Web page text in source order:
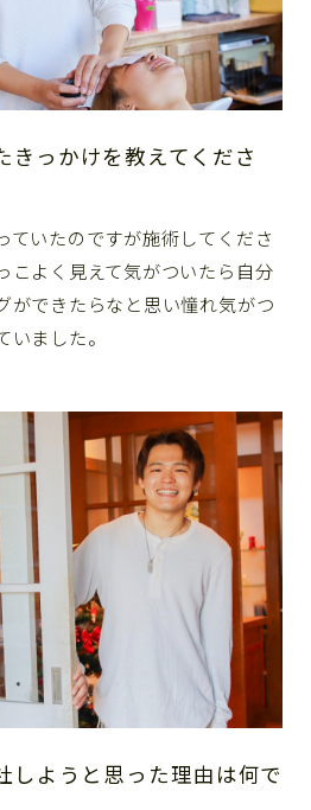
きっかけを教えてくださ
ていたのですが施術してくださ
こよく見えて気がついたら自分
ができたらなと思い憧れ気がつ
ました。
しようと思った理由は何で